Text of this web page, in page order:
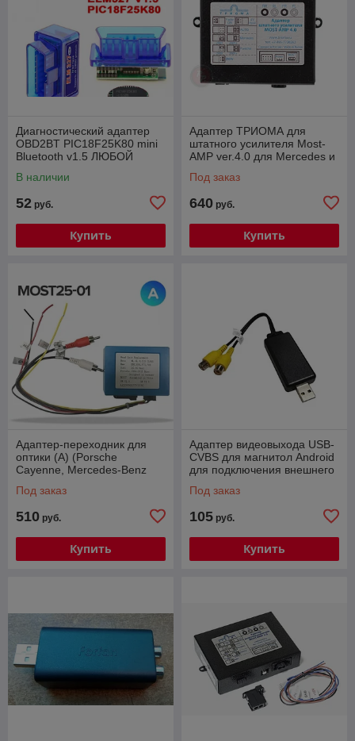
Диагностический адаптер
OBD2BT PIC18F25K80 mini
Bluetooth v1.5 ЛЮБОЙ
В наличии
52 руб.
Купить
Адаптер ТРИОМА для
штатного усилителя Most-
AMP ver.4.0 для Mercedes и
Под заказ
640 руб.
Купить
Адаптер-переходник для
оптики (А) (Porsche
Cayenne, Mercedes-Benz
11-17 и др.)
Под заказ
510 руб.
Купить
Адаптер видеовыхода USB-
CVBS для магнитол Android
для подключения внешнего
Под заказ
105 руб.
Купить